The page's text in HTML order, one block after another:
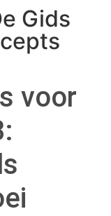
Gids
voor